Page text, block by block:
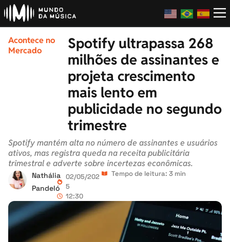
Acontece no
Mercado
Spotify ultrapassa 268
milhões de assinantes e
projeta crescimento
mais lento em
publicidade no segundo
trimestre
Spotify mantém alta no número de assinantes e usuários
ativos, mas registra queda na receita publicitária
trimestral e adverte sobre incertezas econômicas.
Nathália
Pandeló
02/05/202
5
12:30
Tempo de leitura: 3 min